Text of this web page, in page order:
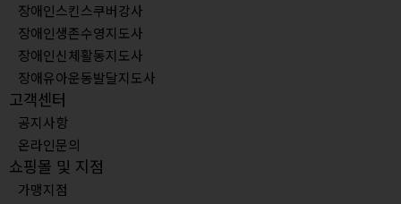
장애인스킨스쿠버강사
장애인생존수영지도사
장애인신체활동지도사
장애유아운동발달지도사
고객센터
공지사항
온라인문의
쇼핑몰 및 지점
가맹지점